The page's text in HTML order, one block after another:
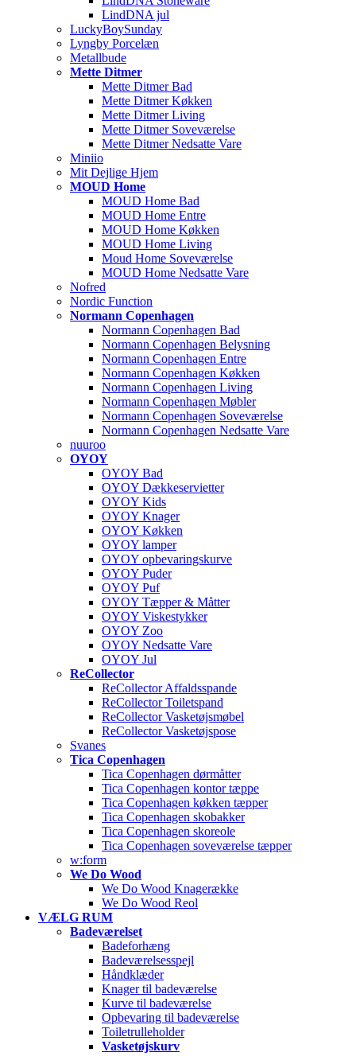
LindDNA jul
LuckyBoySunday
Lyngby Porcelæn
Metallbude
Mette Ditmer
Mette Ditmer Bad
Mette Ditmer Køkken
Mette Ditmer Living
Mette Ditmer Soveværelse
Mette Ditmer Nedsatte Vare
Miniio
Mit Dejlige Hjem
MOUD Home
MOUD Home Bad
MOUD Home Entre
MOUD Home Køkken
MOUD Home Living
Moud Home Soveværelse
MOUD Home Nedsatte Vare
Nofred
Nordic Function
Normann Copenhagen
Normann Copenhagen Bad
Normann Copenhagen Belysning
Normann Copenhagen Entre
Normann Copenhagen Køkken
Normann Copenhagen Living
Normann Copenhagen Møbler
Normann Copenhagen Soveværelse
Normann Copenhagen Nedsatte Vare
nuuroo
OYOY
OYOY Bad
OYOY Dækkeservietter
OYOY Kids
OYOY Knager
OYOY Køkken
OYOY lamper
OYOY opbevaringskurve
OYOY Puder
OYOY Puf
OYOY Tæpper & Måtter
OYOY Viskestykker
OYOY Zoo
OYOY Nedsatte Vare
OYOY Jul
ReCollector
ReCollector Affaldsspande
ReCollector Toiletspand
ReCollector Vasketøjsmøbel
ReCollector Vasketøjspose
Svanes
Tica Copenhagen
Tica Copenhagen dørmåtter
Tica Copenhagen kontor tæppe
Tica Copenhagen køkken tæpper
Tica Copenhagen skobakker
Tica Copenhagen skoreole
Tica Copenhagen soveværelse tæpper
w:form
We Do Wood
We Do Wood Knagerække
We Do Wood Reol
VÆLG RUM
Badeværelset
Badeforhæng
Badeværelsesspejl
Håndklæder
Knager til badeværelse
Kurve til badeværelse
Opbevaring til badeværelse
Toiletrulleholder
Vasketøjskurv